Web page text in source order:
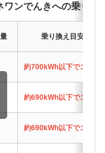
ワンでんきへの乗り換
乗り換え目安（月
約700kWh以下でエネワ
約690kWh以下でエネワ
約690kWh以下でエネワ